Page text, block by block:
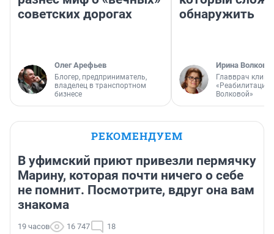
советских дорогах
Олег Арефьев
Блогер, предприниматель,
владелец в транспортном
бизнесе
обнаружить
Ирина Волкова
Главврач
«Реабилитация
Волковой»
РЕКОМЕНДУЕМ
В уфимский приют привезли пермячку
Марину, которая почти ничего о себе
не помнит. Посмотрите, вдруг она вам
знакома
19 часов 16 747 18